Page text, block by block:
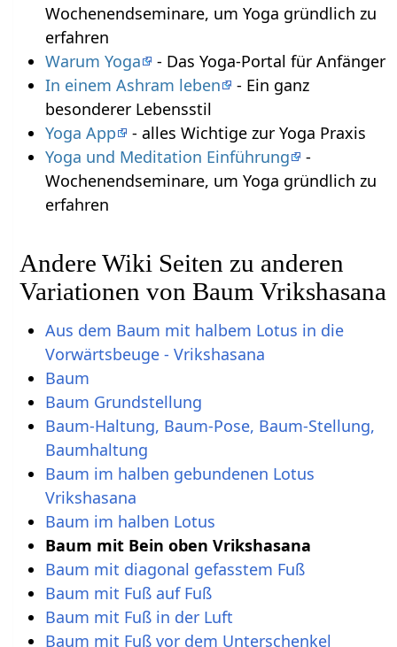
Wochenendseminare, um Yoga gründlich zu
erfahren
Warum Yoga
- Das Yoga-Portal für Anfänger
In einem Ashram leben
- Ein ganz
besonderer Lebensstil
Yoga App
- alles Wichtige zur Yoga Praxis
Yoga und Meditation Einführung
-
Wochenendseminare, um Yoga gründlich zu
erfahren
Andere Wiki Seiten zu anderen
Variationen von Baum Vrikshasana
Aus dem Baum mit halbem Lotus in die
Vorwärtsbeuge - Vrikshasana
Baum
Baum Grundstellung
Baum-Haltung, Baum-Pose, Baum-Stellung,
Baumhaltung
Baum im halben gebundenen Lotus
Vrikshasana
Baum im halben Lotus
Baum mit Bein oben Vrikshasana
Baum mit diagonal gefasstem Fuß
Baum mit Fuß auf Fuß
Baum mit Fuß in der Luft
Baum mit Fuß vor dem Unterschenkel